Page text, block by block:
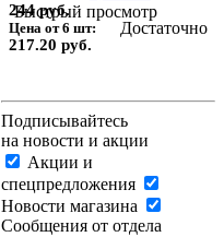
Быстрый просмотр
244 руб.
Цена от 6 шт:
217.20 руб.
Достаточно
Подписывайтесь
на новости и акции
Акции и
спецпредложения
Новости магазина
Сообщения от отдела